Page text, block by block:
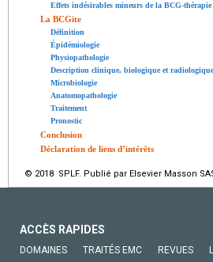
Effets indésirables mineurs de la BCG-thérapie
La BCGite
Définition
Épidémiologie
Physiopathologie
Description clinique, biologique et radiologique
Microbiologie
Anatomopathologie
Traitement
Pronostic
Conclusion
Déclaration de liens d’intérêts
© 2018 SPLF. Publié par Elsevier Masson
ACCÈS RAPIDES
DOMAINES TRAITÉS EMC REVUES